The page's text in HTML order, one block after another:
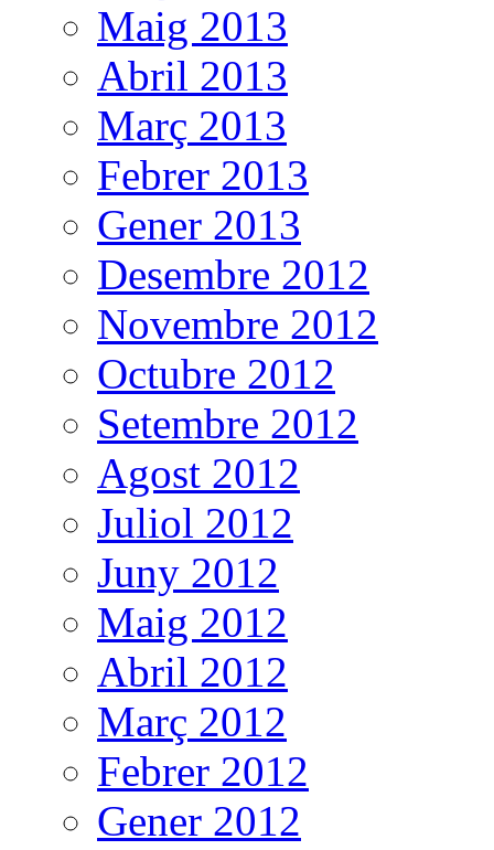
Maig 2013
Abril 2013
Març 2013
Febrer 2013
Gener 2013
Desembre 2012
Novembre 2012
Octubre 2012
Setembre 2012
Agost 2012
Juliol 2012
Juny 2012
Maig 2012
Abril 2012
Març 2012
Febrer 2012
Gener 2012